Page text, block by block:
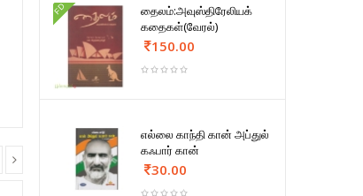
FD
தைலம்:அவுஸ்திரேலியக்
கதைகள்(வேரல்)
150.00
எல்லை காந்தி கான் அப்துல்
கஃபார் கான்
30.00